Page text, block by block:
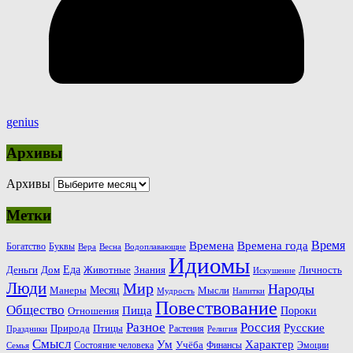
genius
Архивы
Архивы
Метки
Богатство Буквы Вера Весна Водоплавающие Времена Времена года Время
Деньги Дом Еда Животные Знания Идиомы Искушение Личность
Люди Манеры Месяц Мир Мудрость Мысли Напитки Народы
Общество Отношения Пища Повествование Пороки
Праздники Природа Птицы Разное Растения Религия Россия Русские
Семья Смысл Состояние человека Ум Учёба Финансы Характер Эмоции